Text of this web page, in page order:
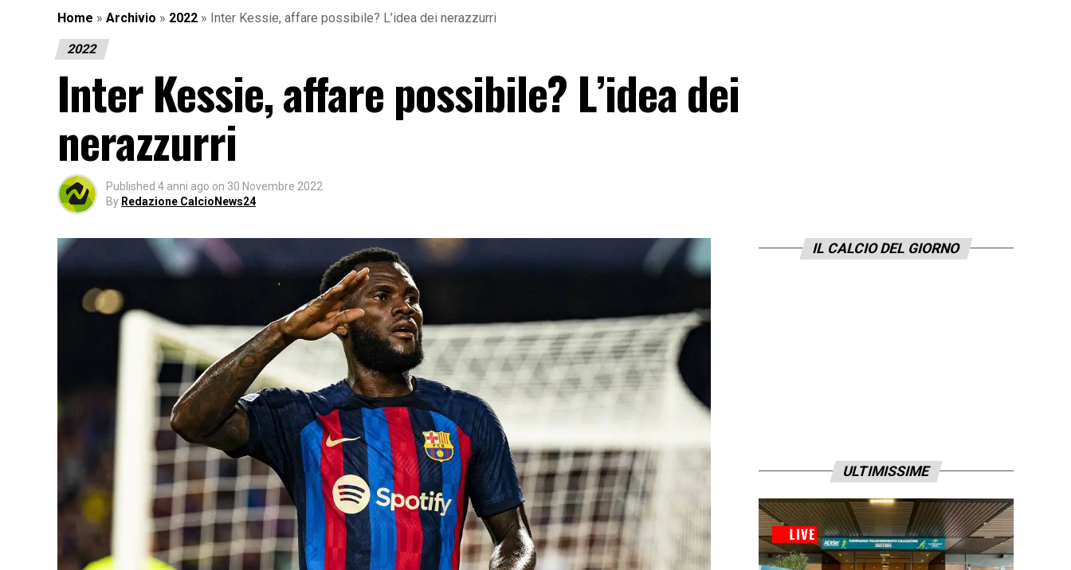
Home » Archivio » 2022 » Inter Kessie, affare possibile? L’idea dei nerazzurri
2022
Inter Kessie, affare possibile? L’idea dei
nerazzurri
Published 4 anni ago on 30 Novembre 2022
By Redazione CalcioNews24
IL CALCIO DEL GIORNO
ULTIMISSIME